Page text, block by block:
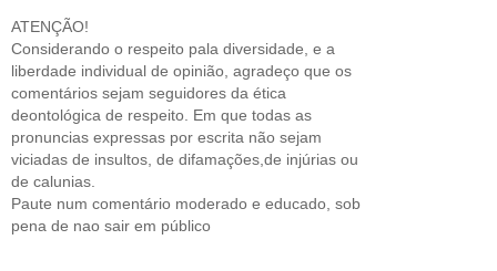
ATENÇÃO!
Considerando o respeito pala diversidade, e a
liberdade individual de opinião, agradeço que os
comentários sejam seguidores da ética
deontológica de respeito. Em que todas as
pronuncias expressas por escrita não sejam
viciadas de insultos, de difamações,de injúrias ou
de calunias.
Paute num comentário moderado e educado, sob
pena de nao sair em público